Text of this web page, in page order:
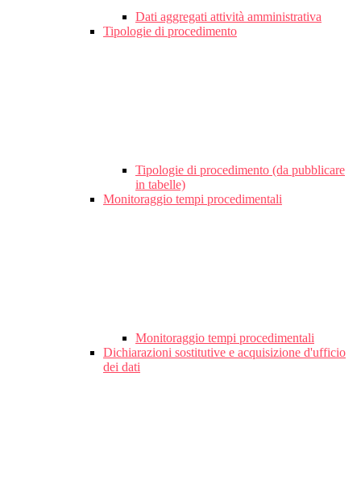
Dati aggregati attività amministrativa
Tipologie di procedimento
Tipologie di procedimento (da pubblicare
in tabelle)
Monitoraggio tempi procedimentali
Monitoraggio tempi procedimentali
Dichiarazioni sostitutive e acquisizione d'ufficio
dei dati